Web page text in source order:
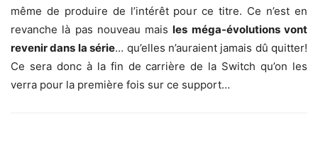
même de produire de l’intérêt pour ce titre. Ce n’est en
revanche là pas nouveau maisles méga-évolutions vont
revenir dans la série… qu’elles n’auraient jamais dû quitter!
Ce sera donc à la fin de carrière de la Switch qu’on les
verra pour la première fois sur ce support…